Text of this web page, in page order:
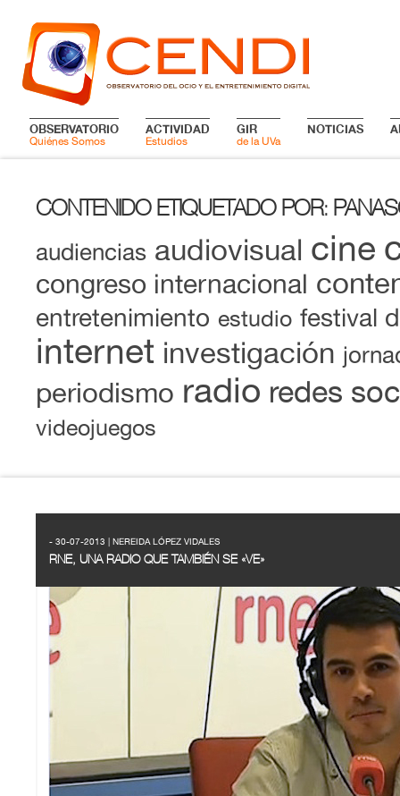
OBSERVATORIO
Quiénes Somos
ACTIVIDAD
Estudios
GIR
de la UVa
NOTICIAS
CONTENIDO ETIQUETADO POR:
audiencias audiovisual cine
congreso internacional
entretenimiento estudio festival
internet investigación
periodismo radio redes
videojuegos
- 30-07-2013 | NEREIDA LÓPEZ VIDALES
RNE, UNA RADIO QUE TAMBIÉN SE «VE»